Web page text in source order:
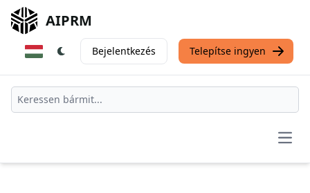
AIPRM
Bejelentkezés Telepítse ingyen